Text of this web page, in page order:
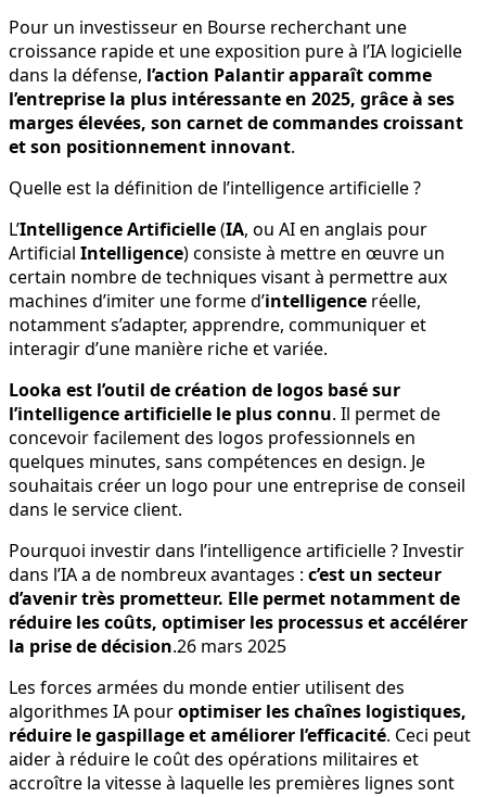
Pour un investisseur en Bourse recherchant une
croissance rapide et une exposition pure à l’IA logicielle
dans la défense, l’action Palantir apparaît comme
l’entreprise la plus intéressante en 2025, grâce à ses
marges élevées, son carnet de commandes croissant
et son positionnement innovant.
Quelle est la définition de l’intelligence artificielle ?
L’Intelligence Artificielle(IA, ou AI en anglais pour
Artificial Intelligence) consiste à mettre en œuvre un
certain nombre de techniques visant à permettre aux
machines d’imiter une forme d’intelligence réelle,
notamment s’adapter, apprendre, communiquer et
interagir d’une manière riche et variée.
Looka est l’outil de création de logos basé sur
l’intelligence artificielle le plus connu. Il permet de
concevoir facilement des logos professionnels en
quelques minutes, sans compétences en design. Je
souhaitais créer un logo pour une entreprise de conseil
dans le service client.
Pourquoi investir dans l’intelligence artificielle ? Investir
dans l’IA a de nombreux avantages : c’est un secteur
d’avenir très prometteur. Elle permet notamment de
réduire les coûts, optimiser les processus et accélérer
la prise de décision.26 mars 2025
Les forces armées du monde entier utilisent des
algorithmes IA pouroptimiser les chaînes logistiques,
réduire le gaspillage et améliorer l’efficacité. Ceci peut
aider à réduire le coût des opérations militaires et
accroître la vitesse à laquelle les premières lignes sont